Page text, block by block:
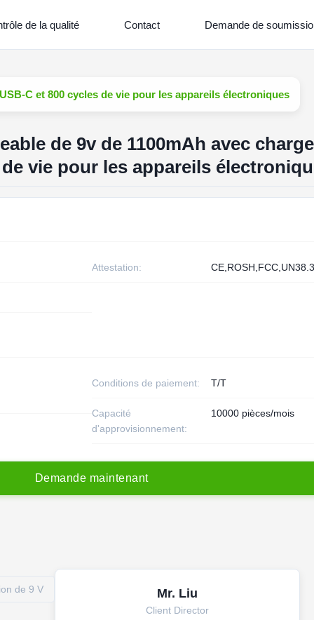
de la qualité Contact Demande de
C et 800 cycles de vie pour les appareils électroniques
de 9v de 1100mAh avec charge
vie pour les appareils
Attestation: CE,ROSH,FCC,UN38.3
Conditions de paiement: T/T
Capacité
d'approvisionnement:
10000 pièces/mois
Demande maintenant
de 9 V Mr. Liu
Client Director